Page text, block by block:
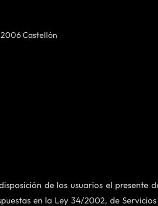
Castellón
de los usuarios el presente
en la Ley 34/2002, de